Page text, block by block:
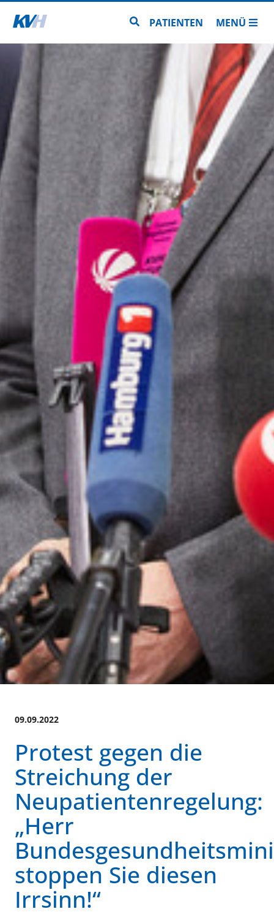
Zur Startseite Zur Seitensuche
PATIENTEN MENÜ
09.09.2022
Protest gegen die
Streichung der
Neupatientenregelung:
„Herr
stoppen Sie diesen
Irrsinn!“